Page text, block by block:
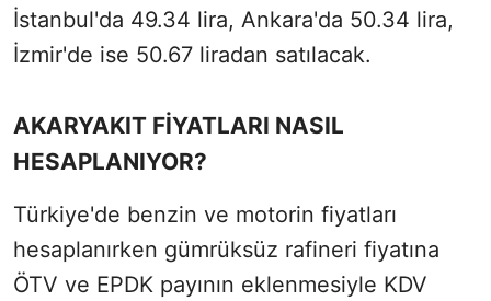
İstanbul'da 49.34 lira, Ankara'da 50.34 lira,
İzmir'de ise 50.67 liradan satılacak.
AKARYAKIT FİYATLARI NASIL
HESAPLANIYOR?
Türkiye'de benzin ve motorin fiyatları
hesaplanırken gümrüksüz rafineri fiyatına
ÖTV ve EPDK payının eklenmesiyle KDV